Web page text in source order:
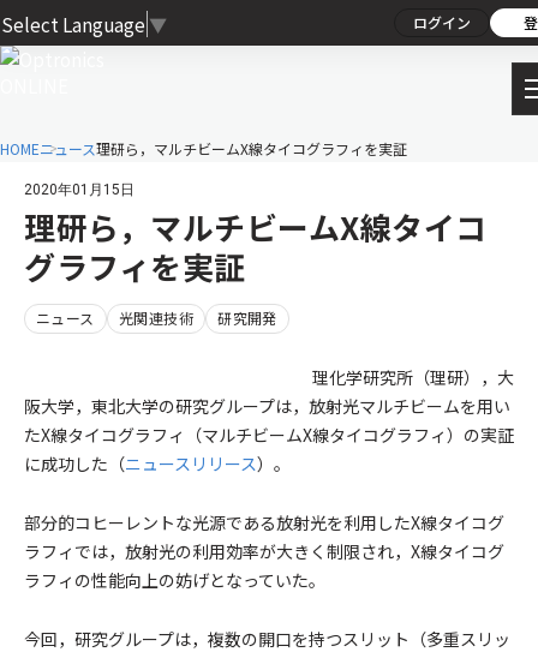
Select Language ▼ ログイン
HOMEニュース理研ら，マルチビームX線タイコグラフィを実証
2020年01月15日
理研ら，マルチビームX線タイコ
グラフィを実証
ニュース 光関連技術 研究開発
理化学研究所（理研），大
阪大学，東北大学の研究グループは，放射光マルチビームを用い
たX線タイコグラフィ（マルチビームX線タイコグラフィ）の実証
に成功した（ニュースリリース）。
部分的コヒーレントな光源である放射光を利用したX線タイコグ
ラフィでは，放射光の利用効率が大きく制限され，X線タイコグ
ラフィの性能向上の妨げとなっていた。
今回，研究グループは，複数の開口を持つスリット（多重スリッ